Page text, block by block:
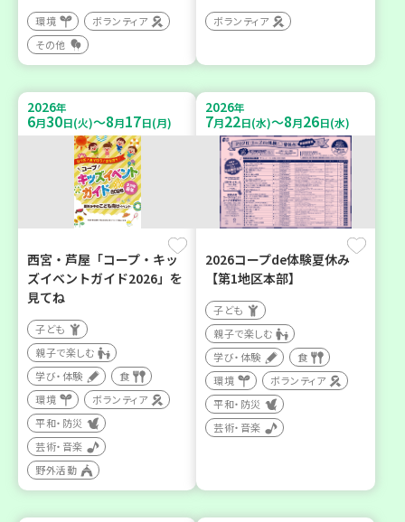
環境
ボランティア
その他
ボランティア
2026年
6月30日(火)～8月17日(月)
西宮・芦屋「コープ・キッ
ズイベントガイド2026」を
見てね
子ども
親子で楽しむ
学び・体験
食
環境
ボランティア
平和・防災
芸術・音楽
野外活動
2026年
7月22日(水)～8月26日(水)
2026コープde体験夏休み
【第1地区本部】
子ども
親子で楽しむ
学び・体験
食
環境
ボランティア
平和・防災
芸術・音楽